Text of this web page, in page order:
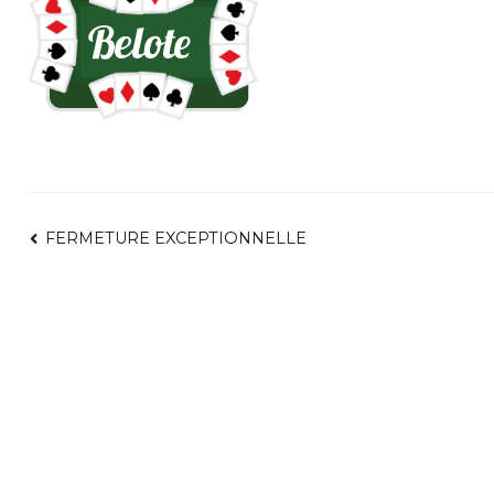
NAVIGATION
FERMETURE EXCEPTIONNELLE